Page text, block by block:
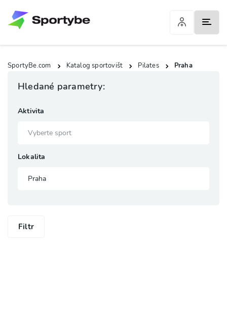
SportyBe.com Katalog sportovišt Pilates Praha
Hledané parametry:
Aktivita
Lokalita
Filtr